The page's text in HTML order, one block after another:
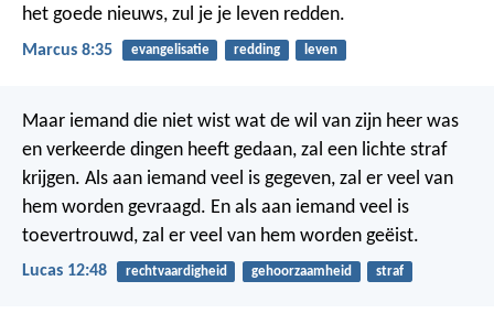
het goede nieuws, zul je je leven redden.
Marcus 8:35 evangelisatie redding leven
Maar iemand die niet wist wat de wil van zijn heer was
en verkeerde dingen heeft gedaan, zal een lichte straf
krijgen. Als aan iemand veel is gegeven, zal er veel van
hem worden gevraagd. En als aan iemand veel is
toevertrouwd, zal er veel van hem worden geëist.
Lucas 12:48 rechtvaardigheid gehoorzaamheid straf